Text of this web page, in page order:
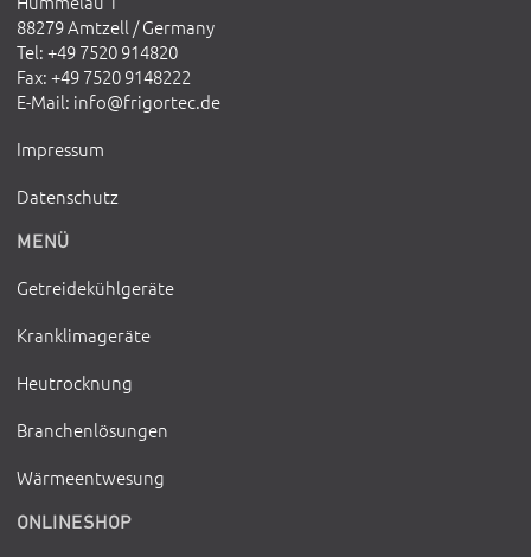
88279 Amtzell / Germany
Tel: +49 7520 914820
Fax: +49 7520 9148222
E-Mail: info@frigortec.de
Impressum
Datenschutz
MENÜ
Getreidekühlgeräte
Kranklimageräte
Heutrocknung
Branchenlösungen
Wärmeentwesung
ONLINESHOP